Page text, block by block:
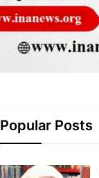
Popular Posts